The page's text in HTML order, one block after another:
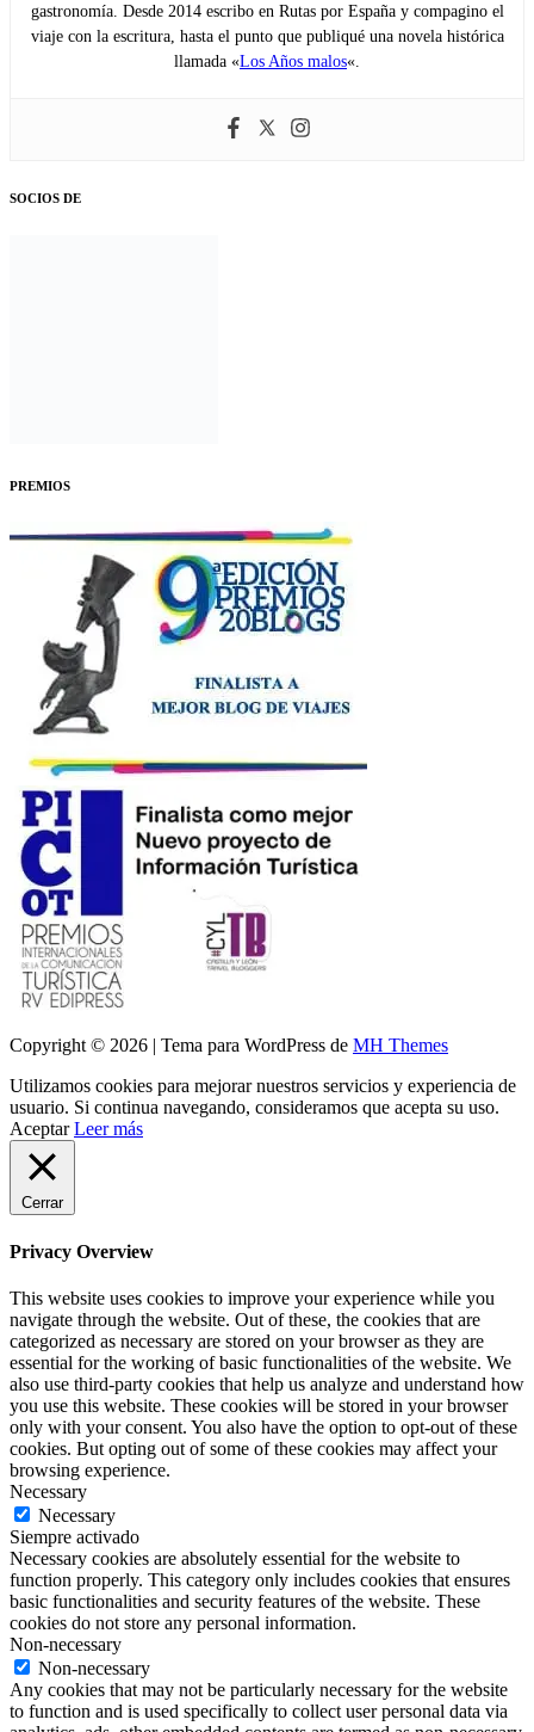
gastronomía. Desde 2014 escribo en Rutas por España y compagino el
viaje con la escritura, hasta el punto que publiqué una novela histórica
llamada «Los Años malos«.
SOCIOS DE
PREMIOS
Copyright © 2026 | Tema para WordPress de MH Themes
Utilizamos cookies para mejorar nuestros servicios y experiencia de
usuario. Si continua navegando, consideramos que acepta su uso.
Aceptar Leer más
Cerrar
Privacy Overview
This website uses cookies to improve your experience while you
navigate through the website. Out of these, the cookies that are
categorized as necessary are stored on your browser as they are
essential for the working of basic functionalities of the website. We
also use third-party cookies that help us analyze and understand how
you use this website. These cookies will be stored in your browser
only with your consent. You also have the option to opt-out of these
cookies. But opting out of some of these cookies may affect your
browsing experience.
Necessary
Necessary
Siempre activado
Necessary cookies are absolutely essential for the website to
function properly. This category only includes cookies that ensures
basic functionalities and security features of the website. These
cookies do not store any personal information.
Non-necessary
Non-necessary
Any cookies that may not be particularly necessary for the website
to function and is used specifically to collect user personal data via